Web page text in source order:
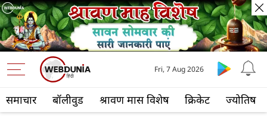
समाचार बॉलीवुड श्रावण मास विशेष क्रिकेट ज्योतिष
Fri, 7 Aug 2026